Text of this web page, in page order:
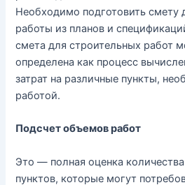
Необходимо подготовить смету
работы из планов и
смета для строительных работ
определена как процесс
затрат на различные пункты,
работой.
Подсчетобъемовработ
Это — полная оценка количества
пунктов, которые могут